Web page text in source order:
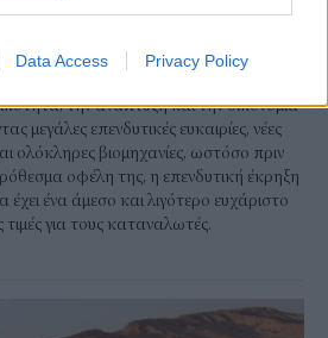
Data Access Privacy Policy
και οι σημαντικές τεχνολογικές
την ανάπτυξη και την οικονομία
μεγάλες επενδυτικές ευκαιρίες, νέες
ολόκληρες βιομηχανίες, ωστόσο πριν
οφέλη της, η επενδυτική έκρηξη
ένα άμεσο και λιγότερο ευχάριστο
για τους καταναλωτές.